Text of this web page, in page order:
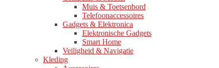
Muis & Toetsenbord
Telefoonaccessoires
Gadgets & Elektronica
Elektronische Gadgets
Smart Home
Veiligheid & Navigatie
Kleding